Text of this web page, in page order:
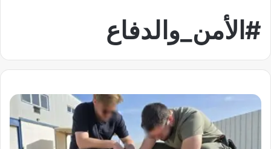
#الأمن_والدفاع